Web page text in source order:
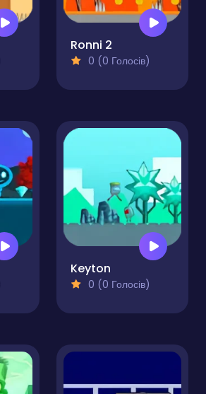
Ronni 2
0 (0 Голосів)
Keyton
0 (0 Голосів)